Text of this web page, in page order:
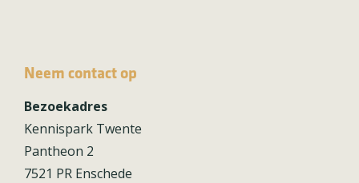
Neem contact op
Bezoekadres
Kennispark Twente
Pantheon 2
7521 PR Enschede